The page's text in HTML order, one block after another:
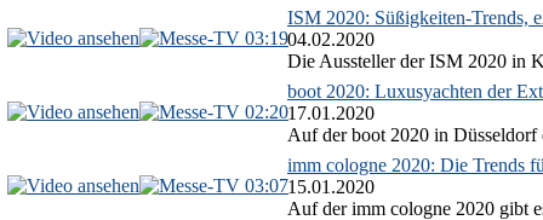
03:19
ISM 2020: Süßigkeiten-Trends,
04.02.2020
Die Aussteller der ISM 2020 in
02:20
boot 2020: Luxusyachten der
17.01.2020
Auf der boot 2020 in Düsseldorf
03:07
imm cologne 2020: Die Trends
15.01.2020
Auf der imm cologne 2020 gibt